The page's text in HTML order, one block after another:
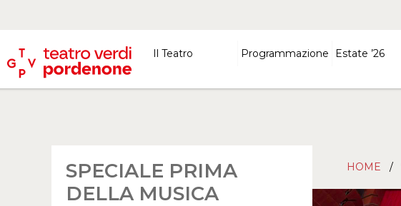
Il Teatro Programmazione Estate ’26
SPECIALE PRIMA
DELLA MUSICA
HOME /